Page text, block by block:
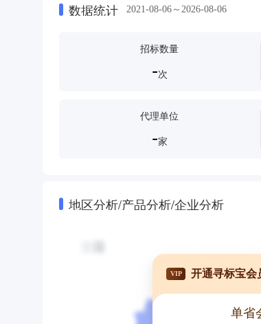
数据统计 2021-08-06～2026-08-06
招标数量
-次
代理单位
-家
地区分析/产品分析/企业分析
VIP 开通寻标宝会
单省